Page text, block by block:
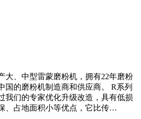
大、中型雷蒙磨粉机，拥有22年磨粉
国的磨粉机制造商和供应商。 R系列
我们的专家优化升级改造，具有低损
、占地面积小等优点，它比传…